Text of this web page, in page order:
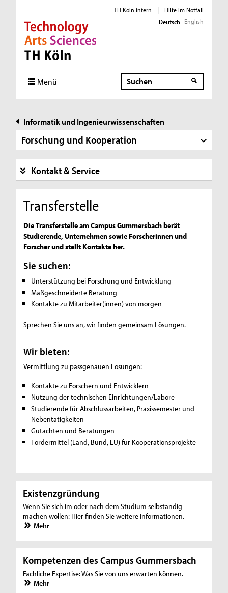
Direkt zur Hauptnavigation
Direkt zur Subnavigation
Direkt zum Inhalt
Direkt zum Fußbereich
TH Köln intern |
Hilfe im Notfall
Deutsch English
Menü Suche
Suche
Informatik und Ingenieurwissenschaften
Forschung und Kooperation
Kontakt & Service
Transferstelle
Die Transferstelle am Campus Gummersbach berät
Studierende, Unternehmen sowie Forscherinnen und
Forscher und stellt Kontakte her.
Sie suchen:
Unterstützung bei Forschung und Entwicklung
Maßgeschneiderte Beratung
Kontakte zu Mitarbeiter(innen) von morgen
Sprechen Sie uns an, wir finden gemeinsam Lösungen.
Wir bieten:
Vermittlung zu passgenauen Lösungen:
Kontakte zu Forschern und Entwicklern
Nutzung der technischen Einrichtungen/Labore
Studierende für Abschlussarbeiten, Praxissemester und
Nebentätigkeiten
Gutachten und Beratungen
Fördermittel (Land, Bund, EU) für Kooperationsprojekte
Existenzgründung
Wenn Sie sich im oder nach dem Studium selbständig
machen wollen: Hier finden Sie weitere Informationen.
Mehr
Kompetenzen des Campus Gummersbach
Fachliche Expertise: Was Sie von uns erwarten können.
Mehr